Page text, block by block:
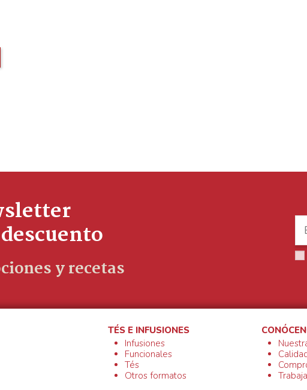
y recetas
TÉS E INFUSIONES
Infusiones
Funcionales
Tés
Otros formatos